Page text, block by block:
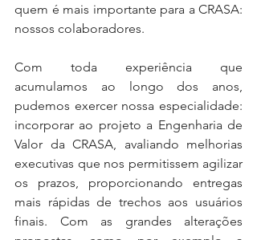
quem é mais importante para a CRASA:
nossos colaboradores.
Com toda experiência que
acumulamos ao longo dos anos,
pudemos exercer nossa especialidade:
incorporar ao projeto a Engenharia de
Valor da CRASA, avaliando melhorias
executivas que nos permitissem agilizar
os prazos, proporcionando entregas
mais rápidas de trechos aos usuários
finais. Com as grandes alterações